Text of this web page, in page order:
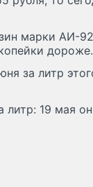
марки АИ-
дороже.
за литр
19 мая